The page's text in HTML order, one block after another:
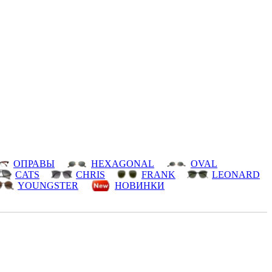
ОПРАВЫ HEXAGONAL
OVAL
CATS CHRIS FRANK
LEONARD
YOUNGSTER
НОВИНКИ